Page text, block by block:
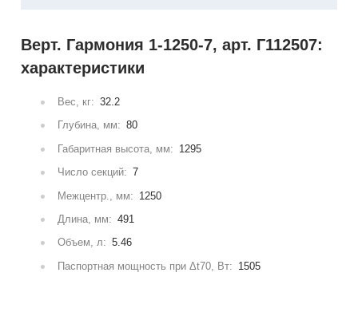
Верт. Гармония 1-1250-7, арт. Г112507:
характеристики
Вес, кг: 32.2
Глубина, мм: 80
Габаритная высота, мм: 1295
Число секций: 7
Межцентр., мм: 1250
Длина, мм: 491
Объем, л: 5.46
Паспортная мощность при Δt70, Вт: 1505